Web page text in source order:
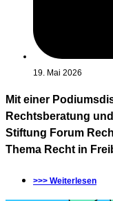
19. Mai 2026
Mit einer
Rechtsberatung
Stiftung Forum
Thema Recht in
>>> Weiterlesen